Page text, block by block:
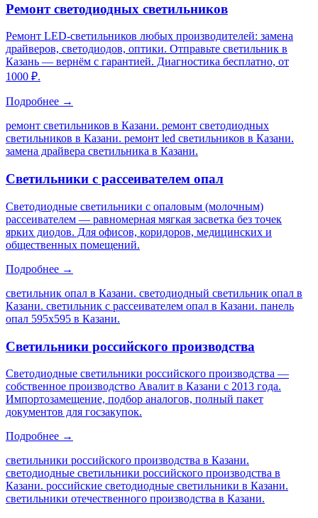
Ремонт светодиодных светильников
Ремонт LED-светильников любых производителей: замена
драйверов, светодиодов, оптики. Отправьте светильник в
Казань — вернём с гарантией. Диагностика бесплатно, от
1000 ₽.
Подробнее →
ремонт светильников в Казани. ремонт светодиодных
светильников в Казани. ремонт led светильников в Казани.
замена драйвера светильника в Казани.
Светильники с рассеивателем опал
Светодиодные светильники с опаловым (молочным)
рассеивателем — равномерная мягкая засветка без точек
ярких диодов. Для офисов, коридоров, медицинских и
общественных помещений.
Подробнее →
светильник опал в Казани. светодиодный светильник опал в
Казани. светильник с рассеивателем опал в Казани. панель
опал 595х595 в Казани.
Светильники российского производства
Светодиодные светильники российского производства —
собственное производство Авалит в Казани с 2013 года.
Импортозамещение, подбор аналогов, полный пакет
документов для госзакупок.
Подробнее →
светильники российского производства в Казани.
светодиодные светильники российского производства в
Казани. российские светодиодные светильники в Казани.
светильники отечественного производства в Казани.